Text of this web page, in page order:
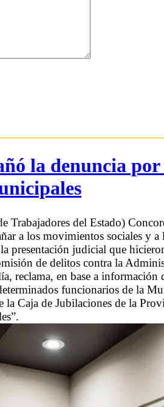
la denuncia
Trabajadores del Estado)
a los movimientos sociales y a
presentación judicial que
de delitos contra la
reclama, en base a
funcionarios de la
la Caja de Jubilaciones de la